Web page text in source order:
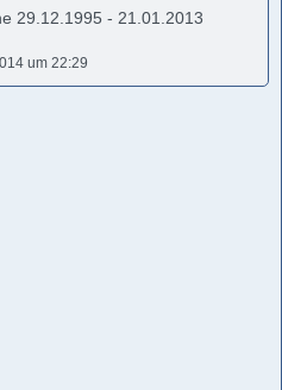
29.12.1995 - 21.01.2013
um 22:29